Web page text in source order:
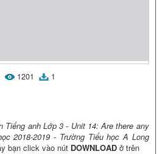
1201 1
Tiếng anh Lớp 3 - Unit 14: Are there any
2018-2019 - Trường Tiểu học A Long
bạn click vào nút DOWNLOAD ở trên